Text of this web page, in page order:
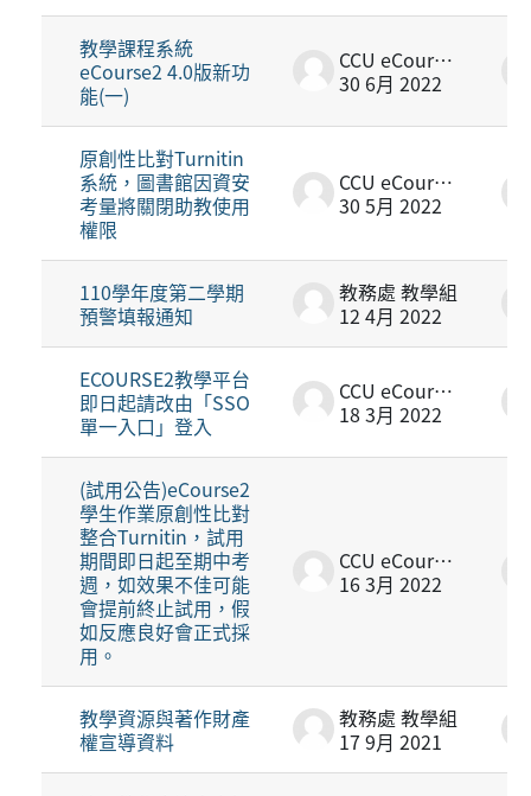
教學課程系統
eCourse2 4.0版新功
能(一)
CCU eCourse2
30 6月 2022
原創性比對Turnitin
系統，圖書館因資安
考量將關閉助教使用
權限
CCU eCourse2
30 5月 2022
110學年度第二學期
預警填報通知
教務處 教學組
12 4月 2022
ECOURSE2教學平台
即日起請改由「SSO
單一入口」登入
CCU eCourse2
18 3月 2022
(試用公告)eCourse2
學生作業原創性比對
整合Turnitin，試用
期間即日起至期中考
週，如效果不佳可能
會提前終止試用，假
如反應良好會正式採
用。
CCU eCourse2
16 3月 2022
教學資源與著作財產
權宣導資料
教務處 教學組
17 9月 2021